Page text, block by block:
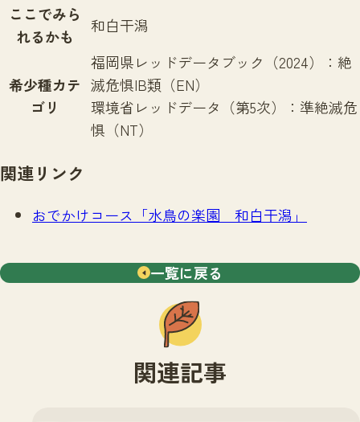
ここでみら
れるかも
和白干潟
希少種カテ
ゴリ
福岡県レッドデータブック（2024）：絶
滅危惧IB類（EN）
環境省レッドデータ（第5次）：準絶滅危
惧（NT）
関連リンク
おでかけコース「水鳥の楽園 和白干潟」
一覧に戻る
関連記事